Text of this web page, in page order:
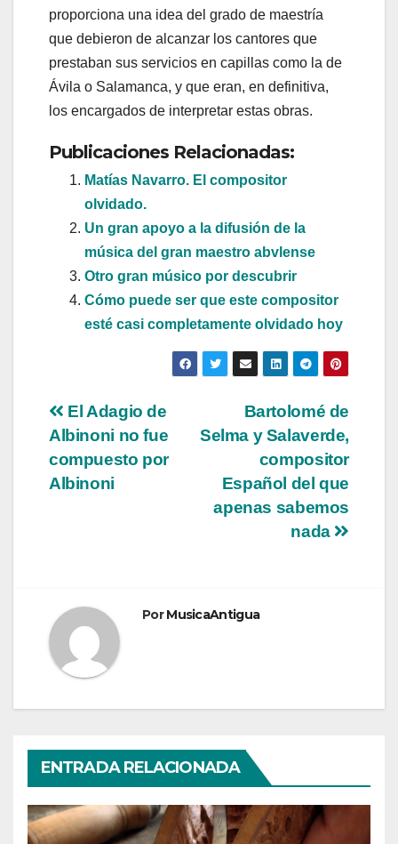
proporciona una idea del grado de maestría
que debieron de alcanzar los cantores que
prestaban sus servicios en capillas como la de
Ávila o Salamanca, y que eran, en definitiva,
los encargados de interpretar estas obras.
Publicaciones Relacionadas:
Matías Navarro. El compositor
olvidado.
Un gran apoyo a la difusión de la
música del gran maestro abvlense
Otro gran músico por descubrir
Cómo puede ser que este compositor
esté casi completamente olvidado hoy
Navegación
de
entradas
Bartolomé de
Selma y Salaverde,
compositor
Español del que
apenas sabemos
nada
El Adagio de
Albinoni no fue
compuesto por
Albinoni
PorMusicaAntigua
ENTRADA RELACIONADA